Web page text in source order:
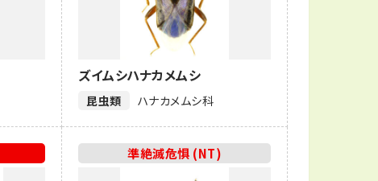
昆虫類
ズイムシハナカメムシ
ハナカメムシ科
準絶滅危惧 (NT)